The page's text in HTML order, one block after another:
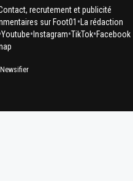
recrutement et publicité
sur Foot01 • La rédaction
Youtube• Instagram•TikTok•Facebook